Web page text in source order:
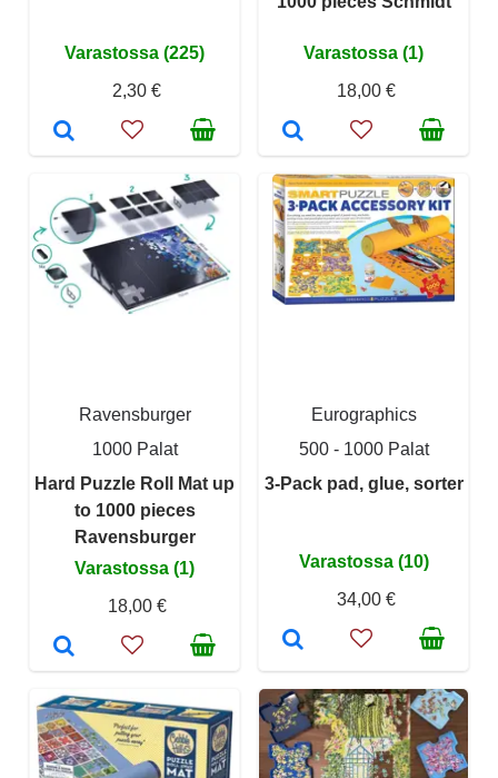
Varastossa (225)
2,30 €
Varastossa (1)
18,00 €
Ravensburger
1000 Palat
Hard Puzzle Roll Mat up
to 1000 pieces
Ravensburger
Varastossa (1)
18,00 €
Eurographics
500 - 1000 Palat
3-Pack pad, glue, sorter
Varastossa (10)
34,00 €